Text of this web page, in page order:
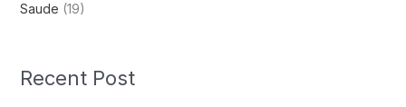
Saude (19)
Recent Post